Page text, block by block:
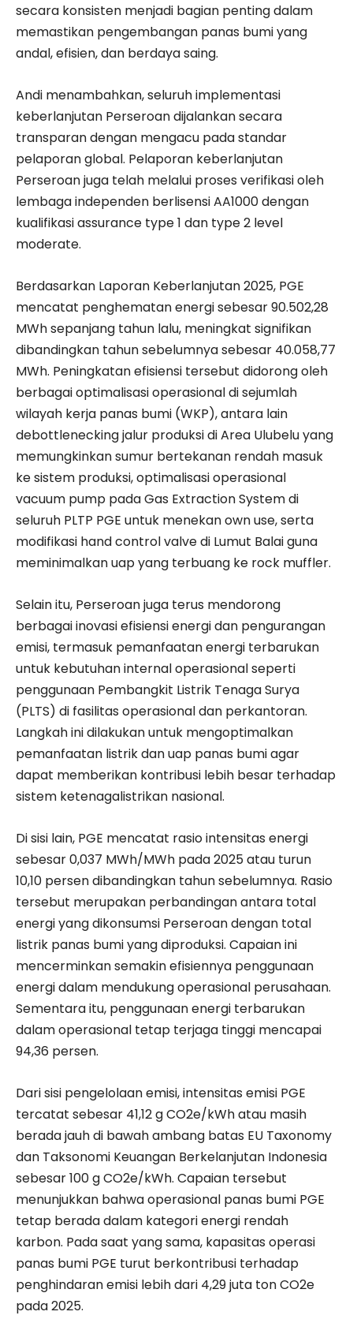
secara konsisten menjadi bagian penting dalam
memastikan pengembangan panas bumi yang
andal, efisien, dan berdaya saing.
Andi menambahkan, seluruh implementasi
keberlanjutan Perseroan dijalankan secara
transparan dengan mengacu pada standar
pelaporan global. Pelaporan keberlanjutan
Perseroan juga telah melalui proses verifikasi oleh
lembaga independen berlisensi AA1000 dengan
kualifikasi assurance type 1 dan type 2 level
moderate.
Berdasarkan Laporan Keberlanjutan 2025, PGE
mencatat penghematan energi sebesar 90.502,28
MWh sepanjang tahun lalu, meningkat signifikan
dibandingkan tahun sebelumnya sebesar 40.058,77
MWh. Peningkatan efisiensi tersebut didorong oleh
berbagai optimalisasi operasional di sejumlah
wilayah kerja panas bumi (WKP), antara lain
debottlenecking jalur produksi di Area Ulubelu yang
memungkinkan sumur bertekanan rendah masuk
ke sistem produksi, optimalisasi operasional
vacuum pump pada Gas Extraction System di
seluruh PLTP PGE untuk menekan own use, serta
modifikasi hand control valve di Lumut Balai guna
meminimalkan uap yang terbuang ke rock muffler.
Selain itu, Perseroan juga terus mendorong
berbagai inovasi efisiensi energi dan pengurangan
emisi, termasuk pemanfaatan energi terbarukan
untuk kebutuhan internal operasional seperti
penggunaan Pembangkit Listrik Tenaga Surya
(PLTS) di fasilitas operasional dan perkantoran.
Langkah ini dilakukan untuk mengoptimalkan
pemanfaatan listrik dan uap panas bumi agar
dapat memberikan kontribusi lebih besar terhadap
sistem ketenagalistrikan nasional.
Di sisi lain, PGE mencatat rasio intensitas energi
sebesar 0,037 MWh/MWh pada 2025 atau turun
10,10 persen dibandingkan tahun sebelumnya. Rasio
tersebut merupakan perbandingan antara total
energi yang dikonsumsi Perseroan dengan total
listrik panas bumi yang diproduksi. Capaian ini
mencerminkan semakin efisiennya penggunaan
energi dalam mendukung operasional perusahaan.
Sementara itu, penggunaan energi terbarukan
dalam operasional tetap terjaga tinggi mencapai
94,36 persen.
Dari sisi pengelolaan emisi, intensitas emisi PGE
tercatat sebesar 41,12 g CO2e/kWh atau masih
berada jauh di bawah ambang batas EU Taxonomy
dan Taksonomi Keuangan Berkelanjutan Indonesia
sebesar 100 g CO2e/kWh. Capaian tersebut
menunjukkan bahwa operasional panas bumi PGE
tetap berada dalam kategori energi rendah
karbon. Pada saat yang sama, kapasitas operasi
panas bumi PGE turut berkontribusi terhadap
penghindaran emisi lebih dari 4,29 juta ton CO2e
pada 2025.